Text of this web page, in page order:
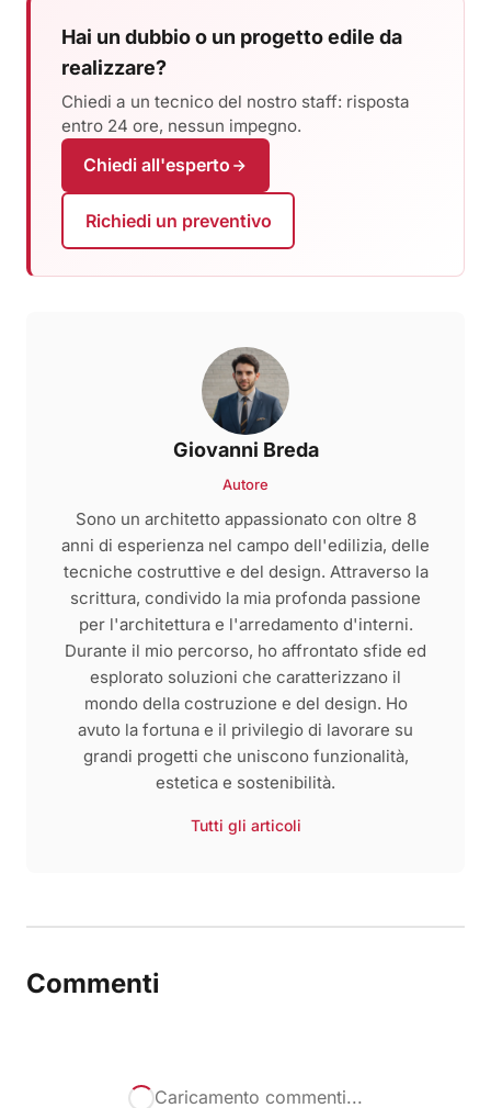
Hai un dubbio o un progetto edile da
realizzare?
Chiedi a un tecnico del nostro staff: risposta
entro 24 ore, nessun impegno.
Chiedi all'esperto
Richiedi un preventivo
Giovanni Breda
Autore
Sono un architetto appassionato con oltre 8
anni di esperienza nel campo dell'edilizia, delle
tecniche costruttive e del design. Attraverso la
scrittura, condivido la mia profonda passione
per l'architettura e l'arredamento d'interni.
Durante il mio percorso, ho affrontato sfide ed
esplorato soluzioni che caratterizzano il
mondo della costruzione e del design. Ho
avuto la fortuna e il privilegio di lavorare su
grandi progetti che uniscono funzionalità,
estetica e sostenibilità.
Tutti gli articoli
Commenti
Caricamento commenti...